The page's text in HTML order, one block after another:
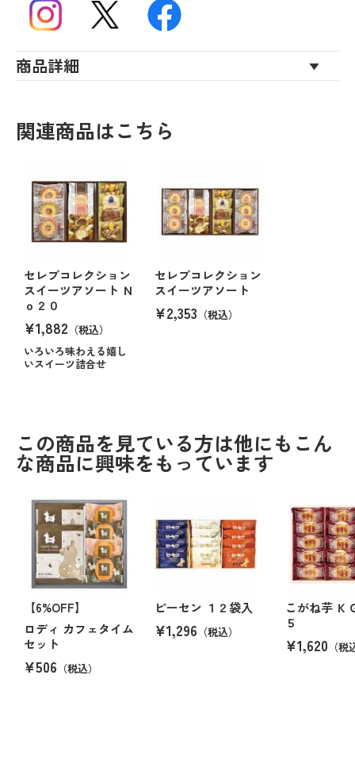
商品詳細
関連商品はこちら
セレブコレクション
スイーツアソート Ｎ
ｏ２０
¥1,882 （税込）
いろいろ味わえる嬉し
いスイーツ詰合せ
セレブコレクション
スイーツアソート
¥2,353 （税込）
この商品を見ている方は他にもこん
な商品に興味をもっています
【6%OFF】
ロディ カフェタイム
セット
¥506 （税込）
ピーセン １２袋入
¥1,296 （税込）
こがね芋 Ｋ
５
¥1,620 （税